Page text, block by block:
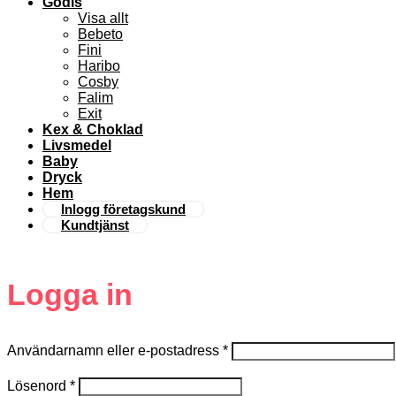
Visa allt
Bebeto
Fini
Haribo
Cosby
Falim
Exit
Kex & Choklad
Livsmedel
Baby
Dryck
Hem
Inlogg företagskund
Kundtjänst
Logga in
Användarnamn eller e-postadress *
Lösenord *